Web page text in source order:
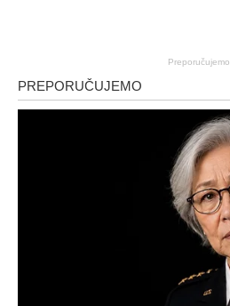
Preporučujemo